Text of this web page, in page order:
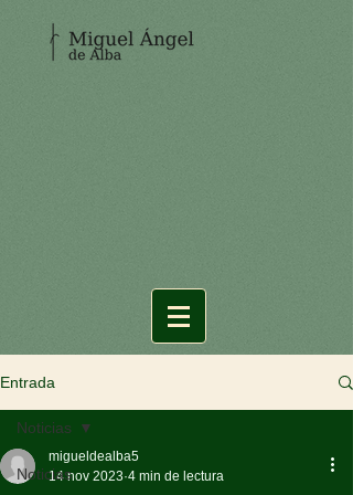
Entrada
Noticias
Noticias
migueldealba5
14 nov 2023 4 min de lectura